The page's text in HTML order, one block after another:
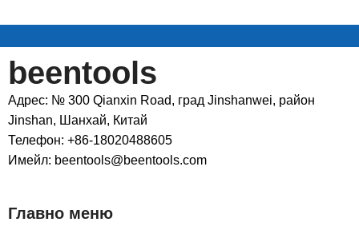
beentools
Адрес: № 300 Qianxin Road, град Jinshanwei, район
Jinshan, Шанхай, Китай
Телефон: +86-18020488605
Имейл: beentools@beentools.com
Главно меню